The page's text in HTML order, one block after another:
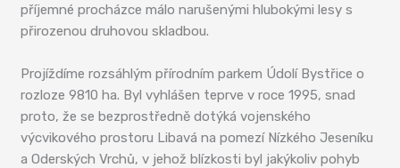
příjemné procházce málo narušenými hlubokými lesy s
přirozenou druhovou skladbou.
Projíždíme rozsáhlým přírodním parkem Údolí Bystřice o
rozloze 9810 ha. Byl vyhlášen teprve v roce 1995, snad
proto, že se bezprostředně dotýká vojenského
výcvikového prostoru Libavá na pomezí Nízkého Jeseníku
a Oderských Vrchů, v jehož blízkosti byl jakýkoliv pohyb